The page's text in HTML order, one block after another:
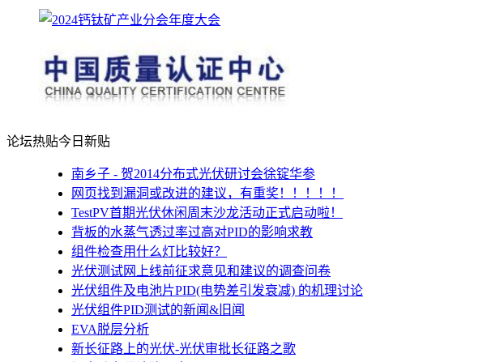
论坛热贴今日新贴
南乡子 - 贺2014分布式光伏研讨会徐锭华参
网页找到漏洞或改进的建议，有重奖！！！！！
TestPV首期光伏休闲周末沙龙活动正式启动啦！
背板的水蒸气透过率过高对PID的影响求教
组件检查用什么灯比较好？
光伏测试网上线前征求意见和建议的调查问卷
光伏组件及电池片PID(电势差引发衰减) 的机理讨论
光伏组件PID测试的新闻&旧闻
EVA脱层分析
新长征路上的光伏-光伏审批长征路之歌